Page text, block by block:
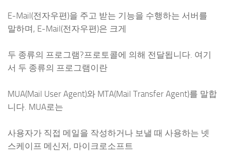
E-Mail(전자우편)을 주고 받는 기능을 수행하는 서버를
말하며, E-Mail(전자우편)은 크게
두 종류의 프로그램?프로토콜에 의해 전달됩니다. 여기
서 두 종류의 프로그램이란
MUA(Mail User Agent)와 MTA(Mail Transfer Agent)를 말합
니다. MUA로는
사용자가 직접 메일을 작성하거나 보낼 때 사용하는 넷
스케이프 메신저, 마이크로소프트